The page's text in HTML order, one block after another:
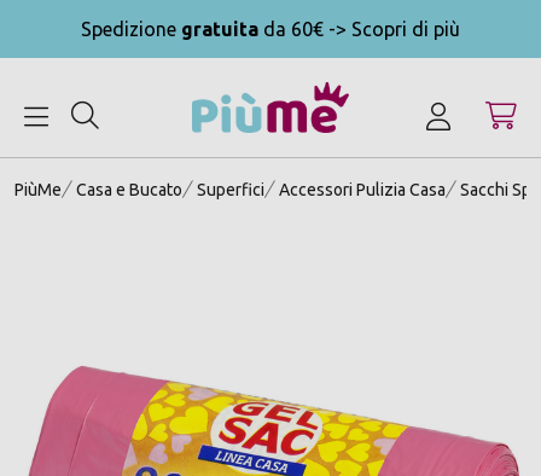
Spedizione gratuita da 60€ -> Scopri di più
PiùMe Casa e Bucato Superfici Accessori Pulizia Casa Sacchi